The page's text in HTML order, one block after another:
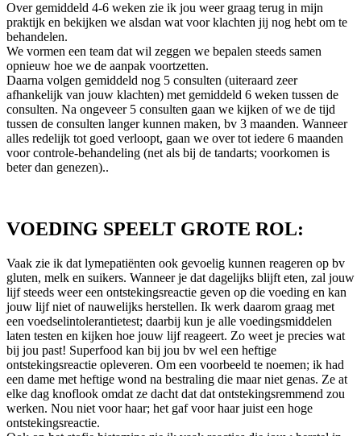
Over gemiddeld 4-6 weken zie ik jou weer graag terug in mijn
praktijk en bekijken we alsdan wat voor klachten jij nog hebt om te
behandelen.
We vormen een team dat wil zeggen we bepalen steeds samen
opnieuw hoe we de aanpak voortzetten.
Daarna volgen gemiddeld nog 5 consulten (uiteraard zeer
afhankelijk van jouw klachten) met gemiddeld 6 weken tussen de
consulten. Na ongeveer 5 consulten gaan we kijken of we de tijd
tussen de consulten langer kunnen maken, bv 3 maanden. Wanneer
alles redelijk tot goed verloopt, gaan we over tot iedere 6 maanden
voor controle-behandeling (net als bij de tandarts; voorkomen is
beter dan genezen)..
VOEDING SPEELT GROTE ROL:
Vaak zie ik dat lymepatiënten ook gevoelig kunnen reageren op bv
gluten, melk en suikers. Wanneer je dat dagelijks blijft eten, zal jouw
lijf steeds weer een ontstekingsreactie geven op die voeding en kan
jouw lijf niet of nauwelijks herstellen. Ik werk daarom graag met
een voedselintolerantietest; daarbij kun je alle voedingsmiddelen
laten testen en kijken hoe jouw lijf reageert. Zo weet je precies wat
bij jou past! Superfood kan bij jou bv wel een heftige
ontstekingsreactie opleveren. Om een voorbeeld te noemen; ik had
een dame met heftige wond na bestraling die maar niet genas. Ze at
elke dag knoflook omdat ze dacht dat dat ontstekingsremmend zou
werken. Nou niet voor haar; het gaf voor haar juist een hoge
ontstekingsreactie.